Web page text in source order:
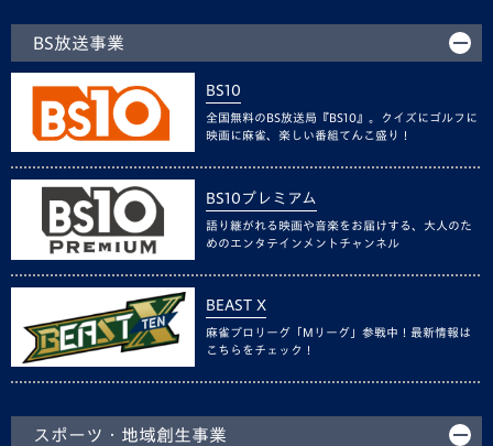
BS放送事業
BS10
全国無料のBS放送局『BS10』。クイズにゴルフに
映画に麻雀、楽しい番組てんこ盛り！
BS10プレミアム
語り継がれる映画や音楽をお届けする、大人のた
めのエンタテインメントチャンネル
BEAST X
麻雀プロリーグ「Mリーグ」参戦中！最新情報は
こちらをチェック！
スポーツ・地域創生事業